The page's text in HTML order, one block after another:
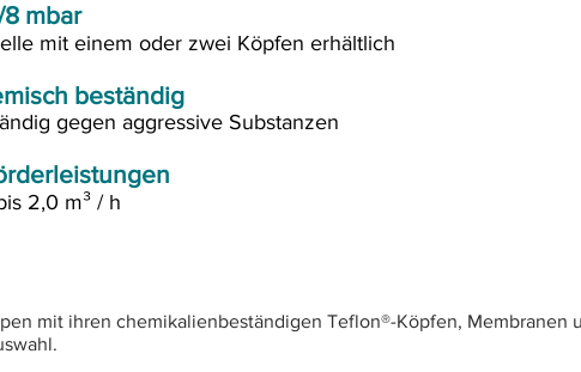
8 mbar
mit einem oder zwei Köpfen erhältlich
beständig
gegen aggressive Substanzen
2,0 m³ / h
mit ihren chemikalienbeständigen Teflon®-Köpfen,